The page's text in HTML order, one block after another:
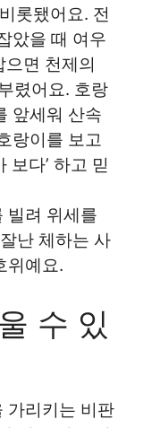
롯됐어요. 전
았을 때 여우
으면 천제의
렸어요. 호랑
앞세워 산속
랑이를 보고
보다’ 하고 믿
빌려 위세를
난 체하는 사
위예요.
수 있
가리키는 비판